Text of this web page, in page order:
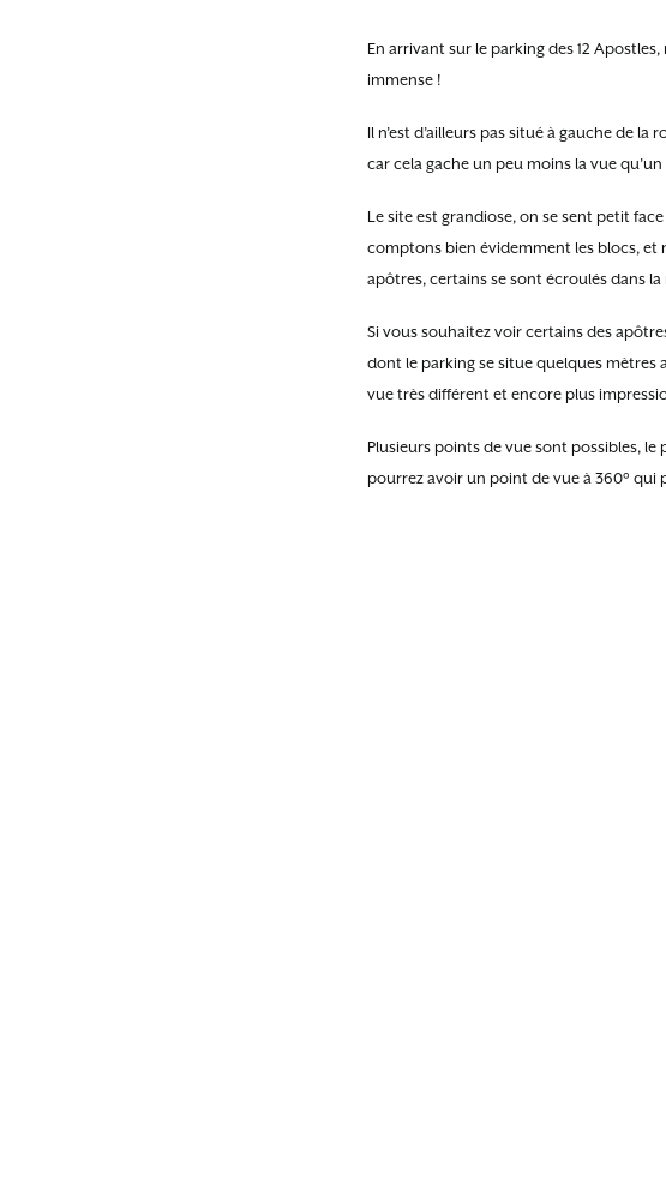
En arrivant sur le parking des 12
immense !
Il n’est d’ailleurs pas situé à gauche de
car cela gache un peu moins la vue
Le site est grandiose, on se sent petit
comptons bien évidemment les blocs, et
apôtres, certains se sont écroulés dans
Si vous souhaitez voir certains des
dont le parking se situe quelques mètres
vue très différent et encore plus
Plusieurs points de vue sont possibles,
pourrez avoir un point de vue à 360° qui